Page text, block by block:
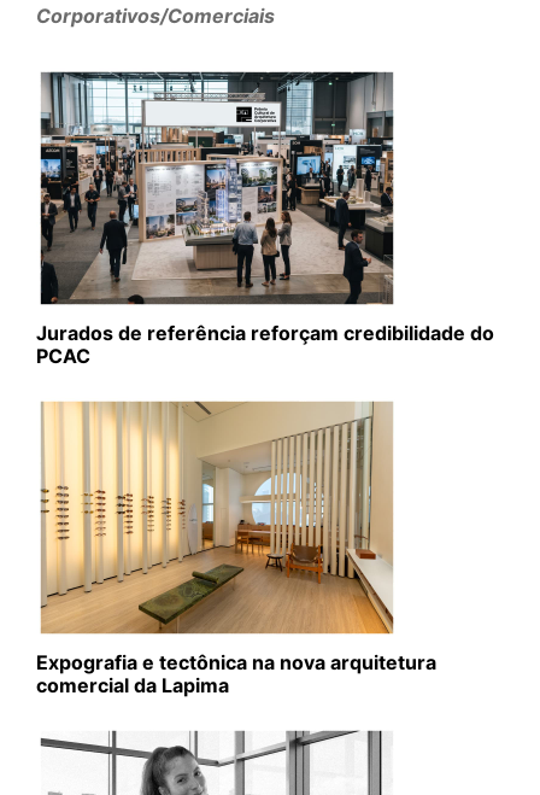
Corporativos/Comerciais
Jurados de referência reforçam credibilidade do
PCAC
Expografia e tectônica na nova arquitetura
comercial da Lapima